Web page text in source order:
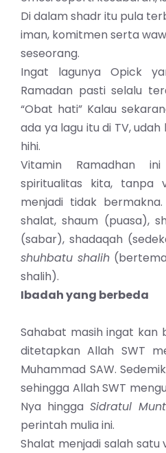
Di dalam shadr itu pula
iman, komitmen serta
seseorang.
Ingat lagunya Opick
Ramadan pasti selalu
“Obat hati” Kalau
ada ya lagu itu di TV,
hihi.
Vitamin Ramadhan
spiritualitas kita, tanpa
menjadi tidak
shalat, shaum (puasa),
(sabar), shadaqah
shuhbatu shalih
shalih).
Ibadah yang berbeda
Sahabat masih ingat kan
ditetapkan Allah SWT
Muhammad SAW.
sehingga Allah SWT
Nya hingga Sidratul
perintah mulia ini.
Shalat menjadi salah satu